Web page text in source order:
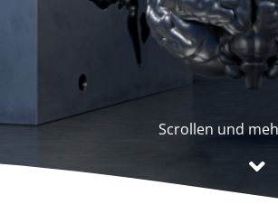
Scrollen und